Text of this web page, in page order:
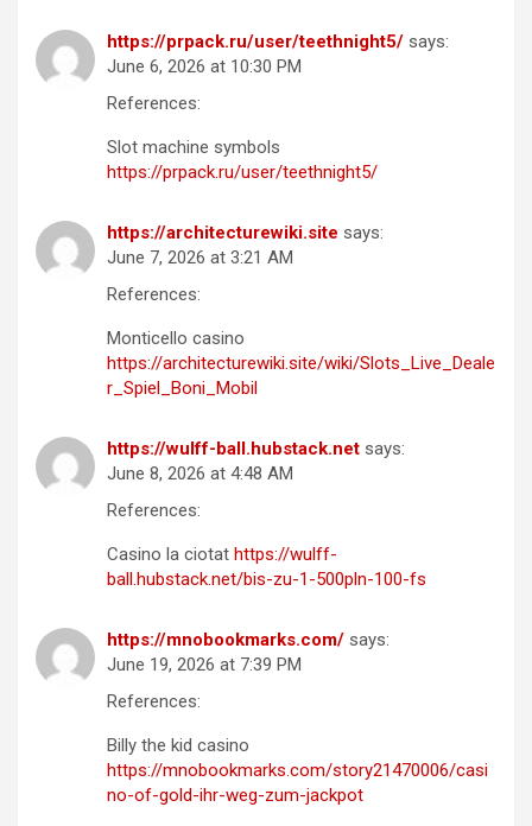
https://prpack.ru/user/teethnight5/ says:
June 6, 2026 at 10:30 PM
References:
Slot machine symbols
https://prpack.ru/user/teethnight5/
https://architecturewiki.site says:
June 7, 2026 at 3:21 AM
References:
Monticello casino
https://architecturewiki.site/wiki/Slots_Live_Deale
r_Spiel_Boni_Mobil
https://wulff-ball.hubstack.net says:
June 8, 2026 at 4:48 AM
References:
Casino la ciotat https://wulff-
ball.hubstack.net/bis-zu-1-500pln-100-fs
https://mnobookmarks.com/ says:
June 19, 2026 at 7:39 PM
References:
Billy the kid casino
https://mnobookmarks.com/story21470006/casi
no-of-gold-ihr-weg-zum-jackpot